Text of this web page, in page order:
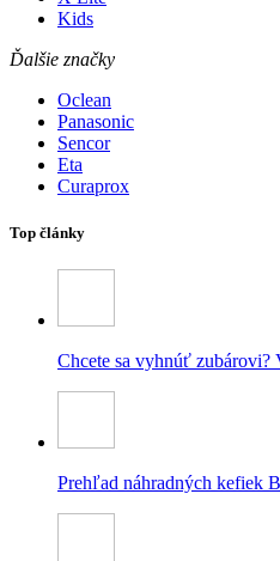
Kids
Ďalšie značky
Oclean
Panasonic
Sencor
Eta
Curaprox
Top články
Chcete sa vyhnúť zubárovi?
Prehľad náhradných kefiek